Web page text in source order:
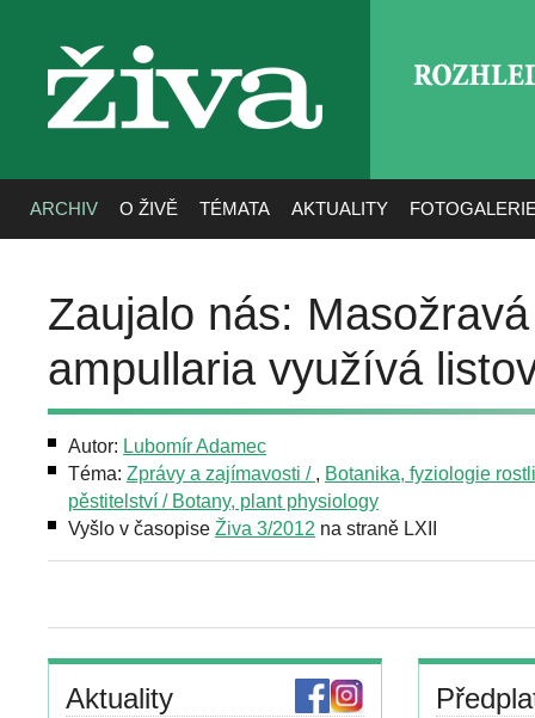
živa
ARCHIV O ŽIVĚ TÉMATA AKTUALITY
Zaujalo nás:
ampullaria využívá
Autor: Lubomír Adamec
Téma: Zprávy a zajímavosti / , Botanika, fyziologie
pěstitelství / Botany, plant physiology
Vyšlo v časopise Živa 3/2012 na straně LXII
Aktuality